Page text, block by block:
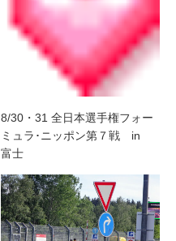
8/30・31 全日本選手権フォー
ミュラ･ニッポン第７戦 in
富士